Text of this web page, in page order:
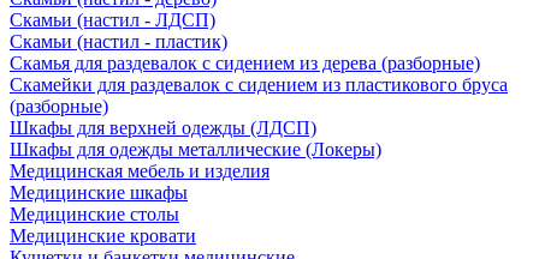
Скамьи (настил - ЛДСП)
Скамьи (настил - пластик)
Скамья для раздевалок с сидением из дерева (разборные)
Скамейки для раздевалок с сидением из пластикового бруса
(разборные)
Шкафы для верхней одежды (ЛДСП)
Шкафы для одежды металлические (Локеры)
Медицинская мебель и изделия
Медицинские шкафы
Медицинские столы
Медицинские кровати